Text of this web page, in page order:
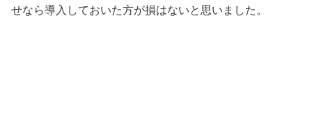
せなら導入しておいた方が損はないと思いました。